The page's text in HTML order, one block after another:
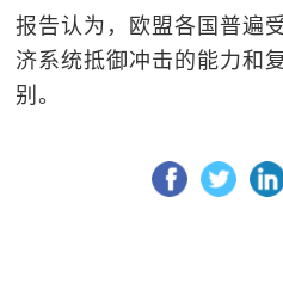
报告认为，欧盟各国普遍
济系统抵御冲击的能力和
别。